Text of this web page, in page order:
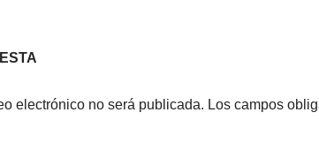
electrónico no será publicada. Los campos